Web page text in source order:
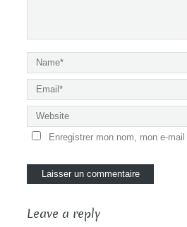
Enregistrer mon nom, mon e-
Leave a reply